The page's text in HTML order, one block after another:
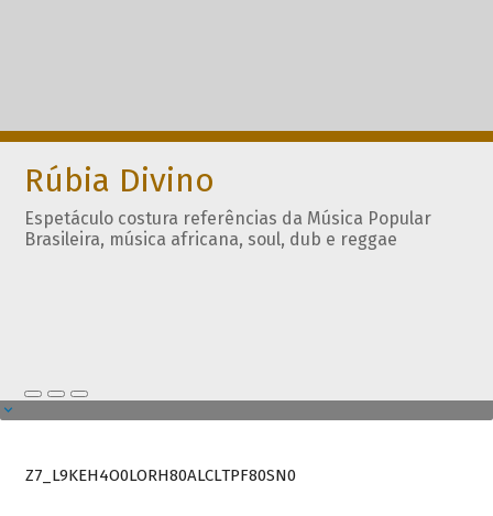
Rúbia Divino
Espetáculo costura referências da Música Popular
Brasileira, música africana, soul, dub e reggae
Z7_L9KEH4O0LORH80ALCLTPF80SN0